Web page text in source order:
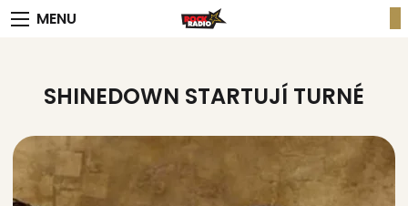
MENU
SHINEDOWN STARTUJÍ TURNÉ